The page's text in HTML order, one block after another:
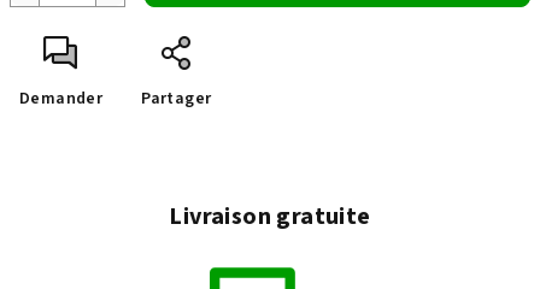
Demander Partager
Livraison gratuite